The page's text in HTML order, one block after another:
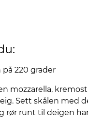
220 grader
mozzarella,
Sett skålen med
rør runt til deigen